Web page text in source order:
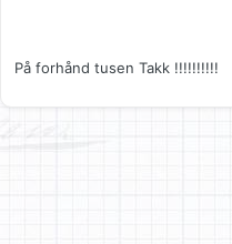
På forhånd tusen Takk !!!!!!!!!!